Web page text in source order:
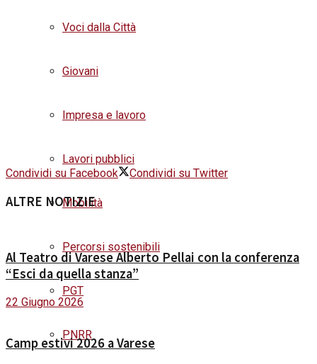
Voci dalla Città
Giovani
Impresa e lavoro
Lavori pubblici
Mobilità
Percorsi sostenibili
PGT
PNRR
Condividi su Facebook Condividi su Twitter
ALTRE NOTIZIE
Al Teatro di Varese Alberto Pellai con la conferenza
“Esci da quella stanza”
22 Giugno 2026
Camp estivi 2026 a Varese